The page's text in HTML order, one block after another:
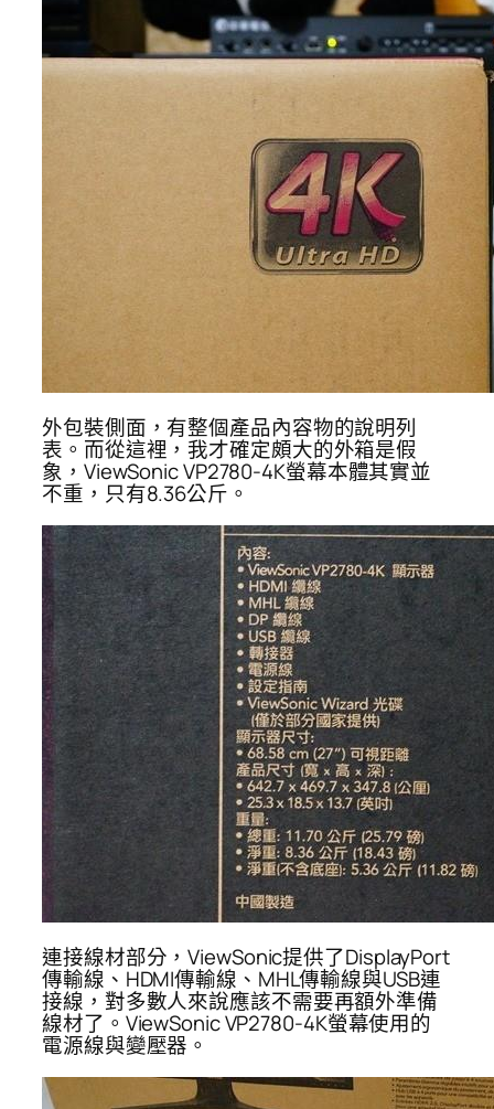
外包裝側面，有整個產品內容物的說明列
表。而從這裡，我才確定頗大的外箱是假
象，ViewSonic VP2780-4K螢幕本體其實並
不重，只有8.36公斤。
連接線材部分，ViewSonic提供了DisplayPort
傳輸線、HDMI傳輸線、MHL傳輸線與USB連
接線，對多數人來說應該不需要再額外準備
線材了。ViewSonic VP2780-4K螢幕使用的
電源線與變壓器。